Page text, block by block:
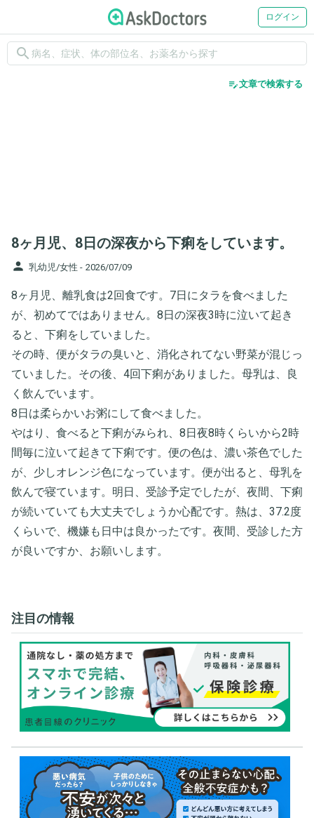
ログイン
search
edit_note文章で検索する
8ヶ月児、8日の深夜から下痢をしています。
person 乳幼児/女性 - 2026/07/09
8ヶ月児、離乳食は2回食です。7日にタラを食べました
が、初めてではありません。8日の深夜3時に泣いて起き
ると、下痢をしていました。
その時、便がタラの臭いと、消化されてない野菜が混じっ
ていました。その後、4回下痢がありました。母乳は、良
く飲んでいます。
8日は柔らかいお粥にして食べました。
やはり、食べると下痢がみられ、8日夜8時くらいから2時
間毎に泣いて起きて下痢です。便の色は、濃い茶色でした
が、少しオレンジ色になっています。便が出ると、母乳を
飲んで寝ています。明日、受診予定でしたが、夜間、下痢
が続いていても大丈夫でしょうか心配です。熱は、37.2度
くらいで、機嫌も日中は良かったです。夜間、受診した方
が良いですか、お願いします。
注目の情報